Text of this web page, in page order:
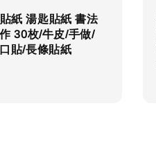
紙 湯匙貼紙 書法
30枚/牛皮/手做/
貼/長條貼紙